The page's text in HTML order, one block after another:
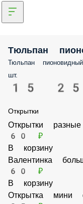
Тюльпан
Тюльпан пионовидный
шт.
15
Открытки
Открытки разные
60 ₽
В корзину
Валентинка
60 ₽
В корзину